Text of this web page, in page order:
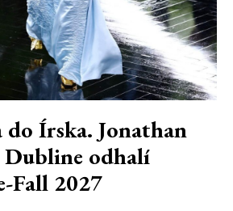
Írska. Jonathan
odhalí
Fall 2027